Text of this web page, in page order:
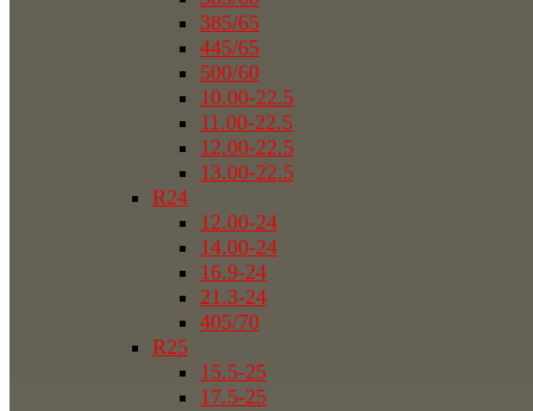
385/65
445/65
500/60
10.00-22.5
11.00-22.5
12.00-22.5
13.00-22.5
R24
12.00-24
14.00-24
16.9-24
21.3-24
405/70
R25
15.5-25
17.5-25